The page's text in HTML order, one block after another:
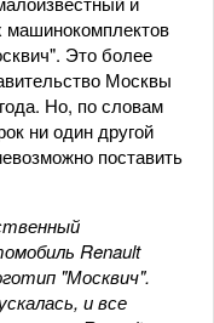
машинокомплектов
Это более
Москвы
Но, по словам
ни один другой
поставить
Renault
"Москвич".
и все